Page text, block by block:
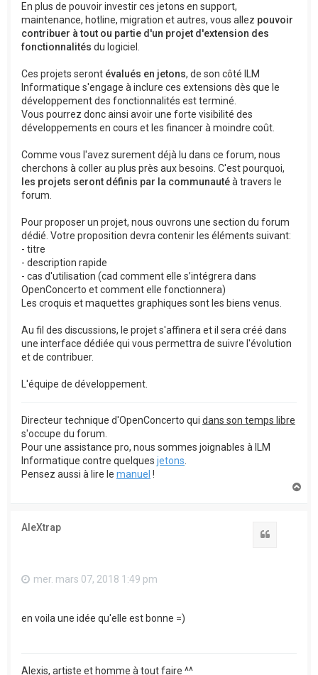
En plus de pouvoir investir ces jetons en support,
maintenance, hotline, migration et autres, vous allez pouvoir
contribuer à tout ou partie d'un projet d'extension des
fonctionnalités du logiciel.
Ces projets seront évalués en jetons, de son côté ILM
Informatique s'engage à inclure ces extensions dès que le
développement des fonctionnalités est terminé.
Vous pourrez donc ainsi avoir une forte visibilité des
développements en cours et les financer à moindre coût.
Comme vous l'avez surement déjà lu dans ce forum, nous
cherchons à coller au plus près aux besoins. C'est pourquoi,
les projets seront définis par la communautéà travers le
forum.
Pour proposer un projet, nous ouvrons une section du forum
dédié. Votre proposition devra contenir les éléments suivant:
- titre
- description rapide
- cas d'utilisation (cad comment elle s’intégrera dans
OpenConcerto et comment elle fonctionnera)
Les croquis et maquettes graphiques sont les biens venus.
Au fil des discussions, le projet s'affinera et il sera créé dans
une interface dédiée qui vous permettra de suivre l'évolution
et de contribuer.
L'équipe de développement.
Directeur technique d'OpenConcerto qui dans son temps libre
s'occupe du forum.
Pour une assistance pro, nous sommes joignables à ILM
Informatique contre quelques jetons.
Pensez aussi à lire le manuel !
AleXtrap
mer. mars 07, 2018 1:49 pm
en voila une idée qu'elle est bonne =)
Alexis, artiste et homme à tout faire ^^